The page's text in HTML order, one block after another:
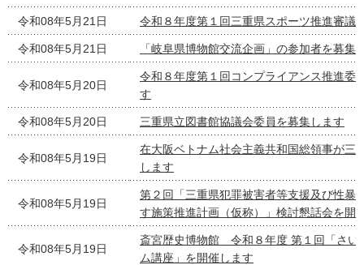
令和08年5月21日 令和８年度第１回三重県スポーツ推進審議
令和08年5月21日 「岐阜県博物館交流企画」の参加者を募集
令和08年5月20日
令和８年度第１回コンプライアンス推進委
す
令和08年5月20日 三重県立図書館協議会委員を募集します
令和08年5月19日
在大阪ベトナム社会主義共和国総領事が三
します
令和08年5月19日
第２回「三重県犯罪被害者等支援及び性暴
す施策推進計画（仮称）」検討懇話会を開
令和08年5月19日
斎宮歴史博物館 令和８年度 第１回「さい
ム講座」を開催します